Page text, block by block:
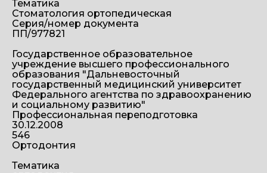
Тематика
Стоматология ортопедическая
Серия/номер документа
ПП/977821
Государственное образовательное
учреждение высшего профессионального
образования "Дальневосточный
государственный медицинский университет
Федерального агентства по здравоохранению
и социальному развитию"
Профессиональная переподготовка
30.12.2008
546
Ортодонтия
Тематика